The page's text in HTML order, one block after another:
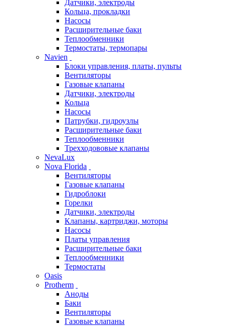
Датчики, электроды
Кольца, прокладки
Насосы
Расширительные баки
Теплообменники
Термостаты, термопары
Navien
Блоки управления, платы, пульты
Вентиляторы
Газовые клапаны
Датчики, электроды
Кольца
Насосы
Патрубки, гидроузлы
Расширительные баки
Теплообменники
Трехходововые клапаны
NevaLux
Nova Florida
Вентиляторы
Газовые клапаны
Гидроблоки
Горелки
Датчики, электроды
Клапаны, картриджи, моторы
Насосы
Платы управления
Расширительные баки
Теплообменники
Термостаты
Oasis
Protherm
Аноды
Баки
Вентиляторы
Газовые клапаны